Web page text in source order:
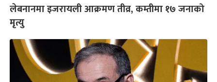
लेबनानमा इजरायली आक्रमण तीव्र, कम्तीमा १७ जनाको
मृत्यु